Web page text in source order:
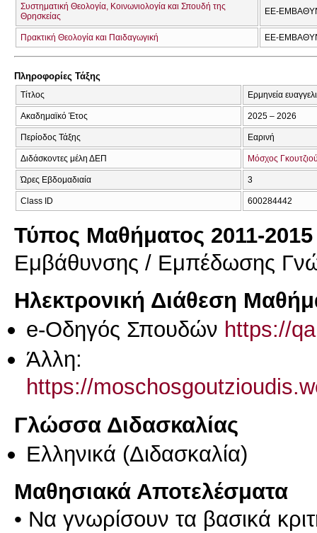
Συστηματική Θεολογία, Κοινωνιολογία και Σπουδή της
Θρησκείας
ΕΕ-
Πρακτική Θεολογία και Παιδαγωγική ΕΕ-
Πληροφορίες Τάξης
Τίτλος Ερμηνεία
Ακαδημαϊκό Έτος 2025 – 2026
Περίοδος Τάξης Εαρινή
Διδάσκοντες μέλη ΔΕΠ Μόσχος
Ώρες Εβδομαδιαία 3
Class ID 600284442
Τύπος Μαθήματος 2011-2015
Εμβάθυνσης / Εμπέδωσης
Ηλεκτρονική Διάθεση
e-Οδηγός Σπουδών https://
Άλλη:
https://
Γλώσσα Διδασκαλίας
Ελληνικά (Διδασκαλία)
Μαθησιακά Αποτελέσματα
• Να γνωρίσουν τα βασικά